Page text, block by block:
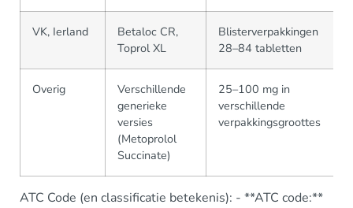
VK, Ierland
Betaloc CR,
Toprol XL
Blisterverpakkingen
28–84 tabletten
Overig
Verschillende
generieke
versies
(Metoprolol
Succinate)
25–100 mg in
verschillende
verpakkingsgroottes
ATC Code (en classificatie betekenis): - **ATC code:**